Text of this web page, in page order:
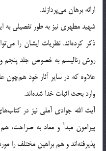
ارائه برهان مي‌پردازند.
شهيد مطهري نيز به طور تفصيلي به
ذكر كرده‌اند. نظريات ايشان را
روش رئاليسم به خصوص جلد پنجم و
علاوه كه در ساير آثار خود هم‌چون
وارد بحث اثبات خدا شده‌اند.
آيت الله جوادي آملي نيز در
پيرامون مبدأ و معاد به صراحت،
پذيرفته‌اند و هم براهين مختلف را